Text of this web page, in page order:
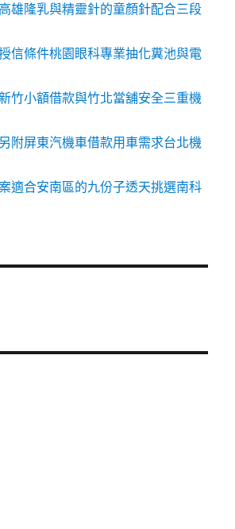
雄隆乳與精靈針的童顏針配合三段
信條件桃園眼科專業抽化糞池與電
竹小額借款與竹北當舖安全三重機
附屏東汽機車借款用車需求台北機
適合安南區的九份子透天挑選南科